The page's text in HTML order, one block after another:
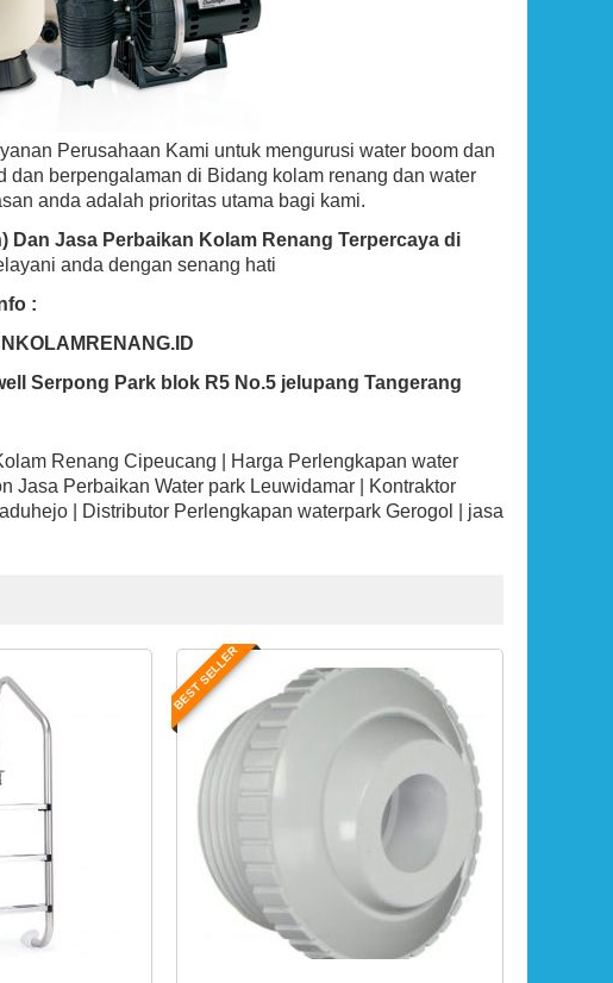
Perusahaan Kami untuk mengurusi water boom dan
berpengalaman di Bidang kolam renang dan water
anda adalah prioritas utama bagi kami.
Dan Jasa Perbaikan Kolam Renang Terpercaya di
anda dengan senang hati
:
Serpong Park blok R5 No.5 jelupang Tangerang
Renang Cipeucang | Harga Perlengkapan water
Jasa Perbaikan Water park Leuwidamar | Kontraktor
| Distributor Perlengkapan waterpark Gerogol | jasa
BEST SELLER